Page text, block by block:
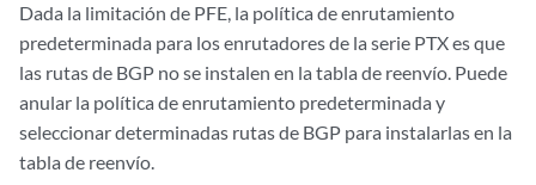
Dada la limitación de PFE, la política de enrutamiento
predeterminada para los enrutadores de la serie PTX es que
las rutas de BGP no se instalen en la tabla de reenvío. Puede
anular la política de enrutamiento predeterminada y
seleccionar determinadas rutas de BGP para instalarlas en la
tabla de reenvío.